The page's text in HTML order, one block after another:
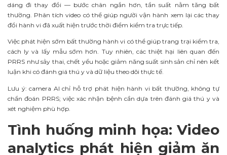
dáng đi thay đổi — bước chân ngắn hơn, tần suất nằm tăng bất
thường. Phân tích video có thể giúp người vận hành xem lại các thay
đổi hành vi đã xuất hiện trước thời điểm kiểm tra trực tiếp.
Việc phát hiện sớm bất thường hành vi có thể giúp trang trại kiểm tra,
cách ly và lấy mẫu sớm hơn. Tuy nhiên, các thiệt hại liên quan đến
PRRS như sảy thai, chết yểu hoặc giảm năng suất sinh sản chỉ nên kết
luận khi có đánh giá thú y và dữ liệu theo dõi thực tế.
Lưu ý: camera AI chỉ hỗ trợ phát hiện hành vi bất thường, không tự
chẩn đoán PRRS; việc xác nhận bệnh cần dựa trên đánh giá thú y và
xét nghiệm phù hợp.
Tình huống minh họa: Video
analytics phát hiện giảm ăn